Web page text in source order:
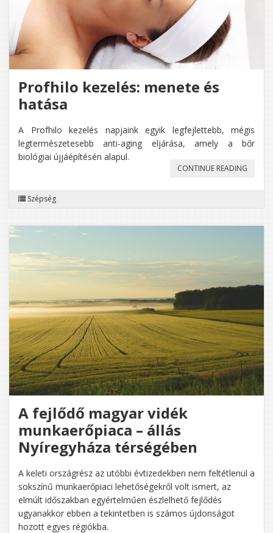
Profhilo kezelés: menete és
hatása
A Profhilo kezelés napjaink egyik legfejlettebb, mégis
legtermészetesebb anti-aging eljárása, amely a bőr
biológiai újjáépítésén alapul.
CONTINUE READING
Szépség
A fejlődő magyar vidék
munkaerőpiaca – állás
Nyíregyháza térségében
A keleti országrész az utóbbi évtizedekben nem feltétlenül a
sokszínű munkaerőpiaci lehetőségekről volt ismert, az
elmúlt időszakban egyértelműen észlelhető fejlődés
ugyanakkor ebben a tekintetben is számos újdonságot
hozott egyes régiókba.